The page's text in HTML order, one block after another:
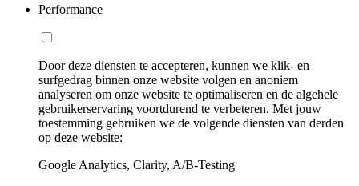
Performance
Door deze diensten te accepteren, kunnen we klik- en
surfgedrag binnen onze website volgen en anoniem
analyseren om onze website te optimaliseren en de algehele
gebruikerservaring voortdurend te verbeteren. Met jouw
toestemming gebruiken we de volgende diensten van derden
op deze website:
Google Analytics, Clarity, A/B-Testing